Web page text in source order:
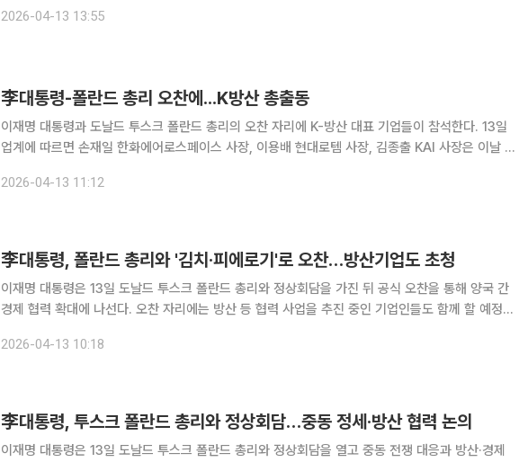
열린 한-폴란드 정상 확대회담 모두발언에서 "오늘 투스크 총리님의
2026-04-13 13:55
李대통령-폴란드 총리 오찬에...K방산 총출동
이재명 대통령과 도날드 투스크 폴란드 총리의 오찬 자리에 K-방산 대표 기업들이 참석한다. 13일
업계에 따르면 손재일 한화에어로스페이스 사장, 이용배 현대로템 사장, 김종출 KAI 사장은 이날 청
년 한화·현대로템·KAI 등은 폴란드 정부와 K2 전차, K9
2026-04-13 11:12
李대통령, 폴란드 총리와 '김치·피에로기'로 오찬…방산기업도 초청
이재명 대통령은 13일 도날드 투스크 폴란드 총리와 정상회담을 가진 뒤 공식 오찬을 통해 양국 간
경제 협력 확대에 나선다. 오찬 자리에는 방산 등 협력 사업을 추진 중인 기업인들도 함께 할 예정이
은 대화 기회를 마련하는데 초점을 맞췄다고 설명했다.
2026-04-13 10:18
李대통령, 투스크 폴란드 총리와 정상회담…중동 정세·방산 협력 논의
이재명 대통령은 13일 도날드 투스크 폴란드 총리와 정상회담을 열고 중동 전쟁 대응과 방산·경제